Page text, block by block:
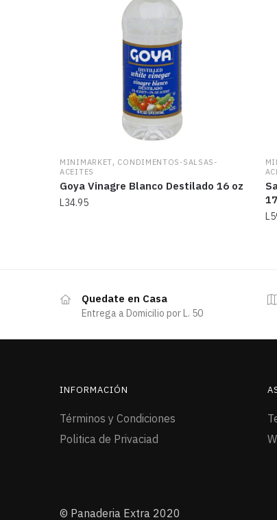
MINIMARKET, CONDIMENTOS-SALSAS-
ACEITES
Goya Vinagre Blanco Destilado 16 oz
L34.95
L
Quedate en Casa
Entrega a Domicilio por L. 50
INFORMACIÓN
Términos y Condiciones
Politica de Privaciad
© Panaderia Extra 2020